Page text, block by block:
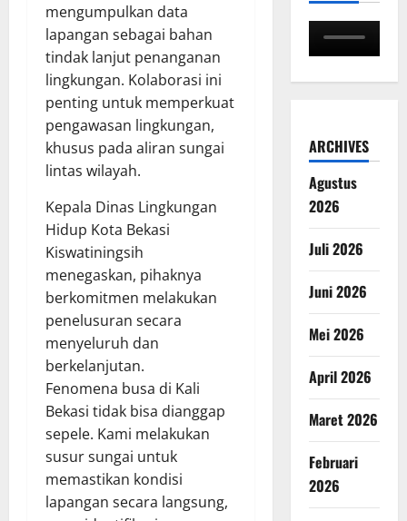
mengumpulkan data
lapangan sebagai bahan
tindak lanjut penanganan
lingkungan. Kolaborasi ini
penting untuk memperkuat
pengawasan lingkungan,
khusus pada aliran sungai
lintas wilayah.
Kepala Dinas Lingkungan
Hidup Kota Bekasi
Kiswatiningsih
menegaskan, pihaknya
berkomitmen melakukan
penelusuran secara
menyeluruh dan
berkelanjutan.
Fenomena busa di Kali
Bekasi tidak bisa dianggap
sepele. Kami melakukan
susur sungai untuk
memastikan kondisi
lapangan secara langsung,
ARCHIVES
Agustus
2026
Juli 2026
Juni 2026
Mei 2026
April 2026
Maret 2026
Februari
2026